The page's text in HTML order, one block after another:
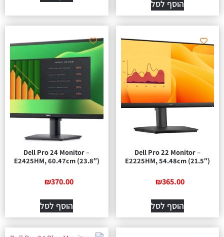
הוסף לסל
Dell Pro 22 Monitor –
E2225HM, 54.48cm (21.5″)
₪365.00
הוסף לסל
Dell Pro 24 Monitor –
E2425HM, 60.47cm (23.8″)
₪370.00
הוסף לסל